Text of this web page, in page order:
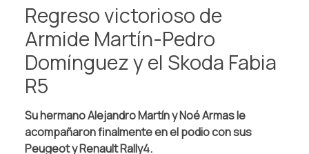
Regreso victorioso de
Armide Martín-Pedro
Domínguez y el Skoda Fabia
R5
Su hermano Alejandro Martín y Noé Armas le
acompañaron finalmente en el podio con sus
Peugeot y Renault Rally4.